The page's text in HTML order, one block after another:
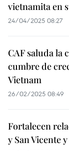
vietnamita en
24/04/2025 08:27
CAF saluda la
cumbre de
Vietnam
26/02/2025 08:49
Fortalecen
y San Vicente